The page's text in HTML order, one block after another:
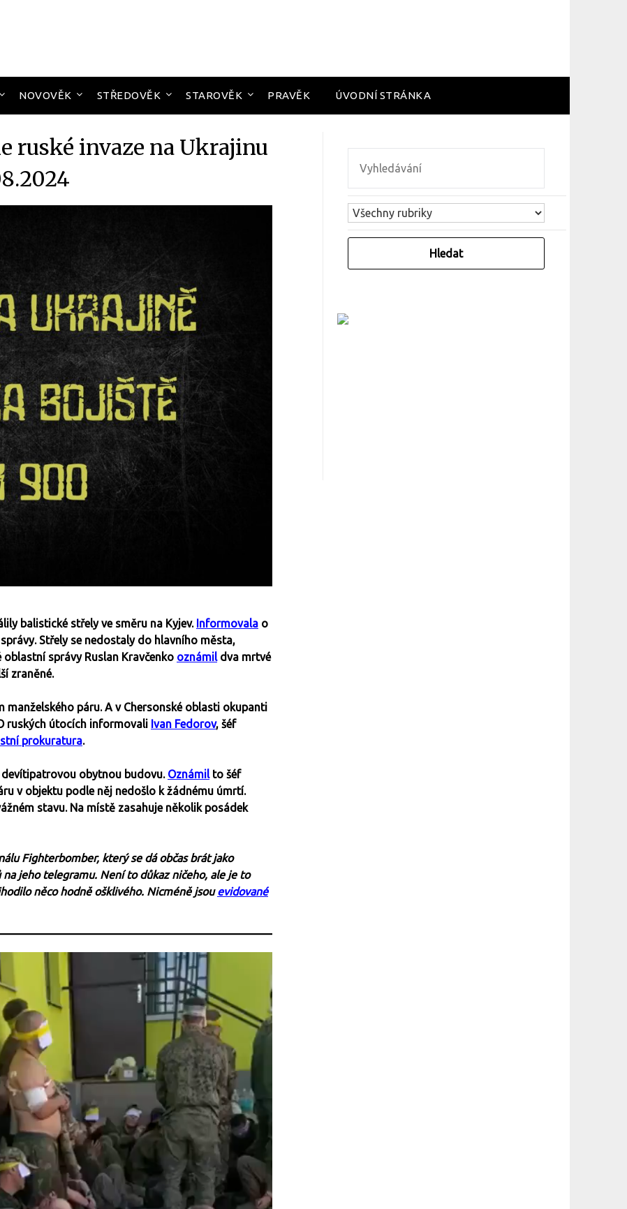
NOVOVĚK STŘEDOVĚK STAROVĚK PRAVĚK ÚVODNÍ STRÁNKA
ruské invaze na Ukrajinu
balistické střely ve směru na Kyjev. Informovala o
Střely se nedostaly do hlavního města,
oblastní správy Ruslan Kravčenko oznámildva mrtvé
zraněné.
páru. A v Chersonské oblasti okupanti
ruských útocích informovali Ivan Fedorov, šéf
prokuratura.
obytnou budovu. Oznámilto šéf
v objektu podle něj nedošlo k žádnému úmrtí.
stavu. Na místě zasahuje několik posádek
Fighterbomber, který se dá občas brát jako
jeho telegramu. Není to důkaz ničeho, ale je to
něco hodně ošklivého. Nicméně jsouevidované